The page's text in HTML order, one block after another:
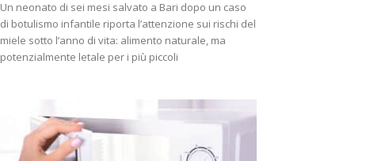
Un neonato di sei mesi salvato a Bari dopo un caso
di botulismo infantile riporta l’attenzione sui rischi del
miele sotto l’anno di vita: alimento naturale, ma
potenzialmente letale per i più piccoli